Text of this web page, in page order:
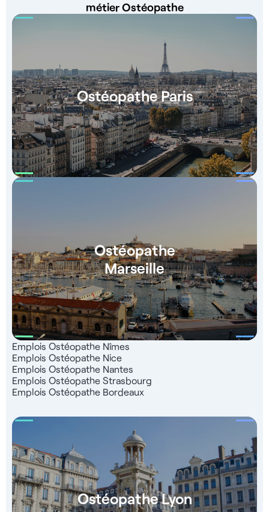
métier Ostéopathe
Ostéopathe Paris
Ostéopathe
Marseille
Emplois Ostéopathe Nîmes
Emplois Ostéopathe Nice
Emplois Ostéopathe Nantes
Emplois Ostéopathe Strasbourg
Emplois Ostéopathe Bordeaux
Ostéopathe Lyon